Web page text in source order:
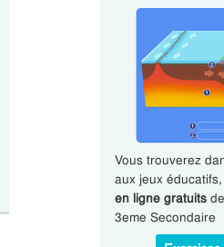
Vous trouverez
aux jeux éducatifs,
en ligne gratuits
3eme Secondaire